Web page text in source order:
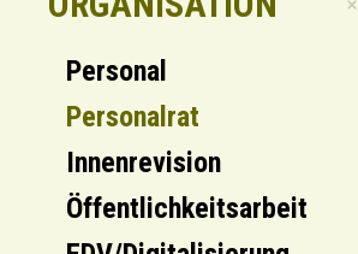
Personal
Personalrat
Innenrevision
Öffentlichkeitsarbeit